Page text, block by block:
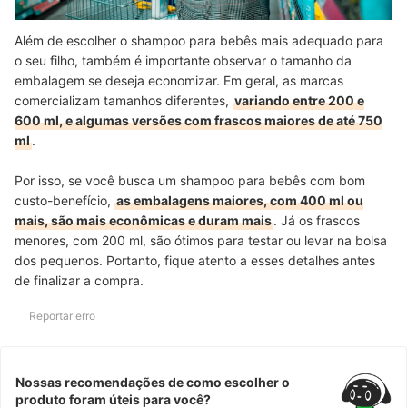
Além de escolher o shampoo para bebês mais adequado para
o seu filho, também é importante observar o tamanho da
embalagem se deseja economizar. Em geral, as marcas
comercializam tamanhos diferentes, variando entre 200 e
600 ml, e algumas versões com frascos maiores de até 750
ml.
Por isso, se você busca um shampoo para bebês com bom
custo-benefício, as embalagens maiores, com 400 ml ou
mais, são mais econômicas e duram mais. Já os frascos
menores, com 200 ml, são ótimos para testar ou levar na bolsa
dos pequenos. Portanto, fique atento a esses detalhes antes
de finalizar a compra.
Reportar erro
Nossas recomendações de como escolher o
produto foram úteis para você?